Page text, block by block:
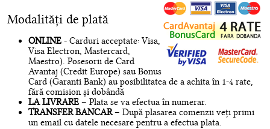
Modalități de plată
ONLINE - Carduri acceptate: Visa,
Visa Electron, Mastercard,
Maestro). Posesorii de Card
Avantaj (Credit Europe) sau Bonus
Card (Garanti Bank) au posibilitatea de a achita în 1-4 rate,
fără comision și dobândă
LA LIVRARE – Plata se va efectua în numerar.
TRANSFER BANCAR– După plasarea comenzii veți primi
un email cu datele necesare pentru a efectua plata.